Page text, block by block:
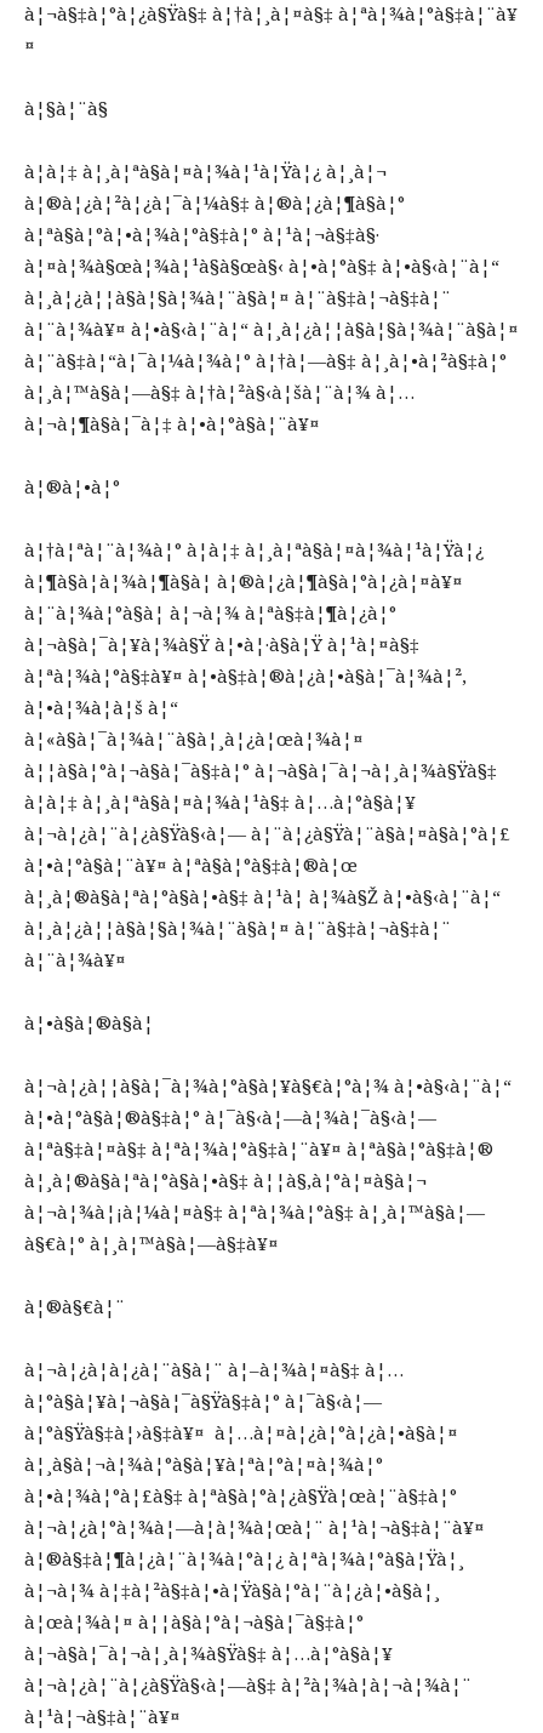
à¦¬à§‡à¦°à¦¿à§Ÿà§‡ à¦†à¦¸à¦¤à§‡ à¦ªà¦¾à¦°à§‡à¦¨à¥
¤
à¦§à¦¨à§
à¦à¦‡ à¦¸à¦ªà§à¦¤à¦¾à¦¹à¦Ÿà¦¿ à¦¸à¦¬
à¦®à¦¿à¦²à¦¿à¦¯à¦¼à§‡ à¦®à¦¿à¦¶à§à¦°
à¦ªà§à¦°à¦•à¦¾à¦°à§‡à¦° à¦¹à¦¬à§‡à§·
à¦¤à¦¾à§œà¦¾à¦¹à§à§œà§‹ à¦•à¦°à§‡ à¦•à§‹à¦¨à¦“
à¦¸à¦¿à¦¦à§à¦§à¦¾à¦¨à§à¦¤ à¦¨à§‡à¦¬à§‡à¦¨
à¦¨à¦¾à¥¤ à¦•à§‹à¦¨à¦“ à¦¸à¦¿à¦¦à§à¦§à¦¾à¦¨à§à¦¤
à¦¨à§‡à¦“à¦¯à¦¼à¦¾à¦° à¦†à¦—à§‡ à¦¸à¦•à¦²à§‡à¦°
à¦¸à¦™à§à¦—à§‡ à¦†à¦²à§‹à¦šà¦¨à¦¾ à¦…
à¦¬à¦¶à§à¦¯à¦‡ à¦•à¦°à§à¦¨à¥¤
à¦®à¦•à¦°
à¦†à¦ªà¦¨à¦¾à¦° à¦à¦‡ à¦¸à¦ªà§à¦¤à¦¾à¦¹à¦Ÿà¦¿
à¦¶à§à¦­à¦¾à¦¶à§à¦­ à¦®à¦¿à¦¶à§à¦°à¦¿à¦¤à¥¤
à¦¨à¦¾à¦°à§à¦­ à¦¬à¦¾ à¦ªà§‡à¦¶à¦¿à¦°
à¦¬à§à¦¯à¦¥à¦¾à§Ÿ à¦•à¦·à§à¦Ÿ à¦¹à¦¤à§‡
à¦ªà¦¾à¦°à§‡à¥¤ à¦•à§‡à¦®à¦¿à¦•à§à¦¯à¦¾à¦²,
à¦•à¦¾à¦à¦š à¦“
à¦«à§à¦¯à¦¾à¦¨à§à¦¸à¦¿à¦œà¦¾à¦¤
à¦¦à§à¦°à¦¬à§à¦¯à§‡à¦° à¦¬à§à¦¯à¦¬à¦¸à¦¾à§Ÿà§‡
à¦à¦‡ à¦¸à¦ªà§à¦¤à¦¾à¦¹à§‡ à¦…à¦°à§à¦¥
à¦¬à¦¿à¦¨à¦¿à§Ÿà§‹à¦— à¦¨à¦¿à§Ÿà¦¨à§à¦¤à§à¦°à¦£
à¦•à¦°à§à¦¨à¥¤ à¦ªà§à¦°à§‡à¦®à¦œ
à¦¸à¦®à§à¦ªà¦°à§à¦•à§‡ à¦¹à¦ à¦¾à§Ž à¦•à§‹à¦¨à¦“
à¦¸à¦¿à¦¦à§à¦§à¦¾à¦¨à§à¦¤ à¦¨à§‡à¦¬à§‡à¦¨
à¦¨à¦¾à¥¤
à¦•à§à¦®à§à¦­
à¦¬à¦¿à¦¦à§à¦¯à¦¾à¦°à§à¦¥à§€à¦°à¦¾ à¦•à§‹à¦¨à¦“
à¦•à¦°à§à¦®à§‡à¦° à¦¯à§‹à¦—à¦¾à¦¯à§‹à¦—
à¦ªà§‡à¦¤à§‡ à¦ªà¦¾à¦°à§‡à¦¨à¥¤ à¦ªà§à¦°à§‡à¦®
à¦¸à¦®à§à¦ªà¦°à§à¦•à§‡ à¦¦à§‚à¦°à¦¤à§à¦¬
à¦¬à¦¾à¦¡à¦¼à¦¤à§‡ à¦ªà¦¾à¦°à§‡ à¦¸à¦™à§à¦—
à§€à¦° à¦¸à¦™à§à¦—à§‡à¥¤
à¦®à§€à¦¨
à¦¬à¦¿à¦­à¦¿à¦¨à§à¦¨ à¦–à¦¾à¦¤à§‡ à¦…
à¦°à§à¦¥à¦¬à§à¦¯à§Ÿà§‡à¦° à¦¯à§‹à¦—
à¦°à§Ÿà§‡à¦›à§‡à¥¤ à¦…à¦¤à¦¿à¦°à¦¿à¦•à§à¦¤
à¦¸à§à¦¬à¦¾à¦°à§à¦¥à¦ªà¦°à¦¤à¦¾à¦°
à¦•à¦¾à¦°à¦£à§‡ à¦ªà§à¦°à¦¿à§Ÿà¦œà¦¨à§‡à¦°
à¦¬à¦¿à¦°à¦¾à¦—à¦­à¦¾à¦œà¦¨ à¦¹à¦¬à§‡à¦¨à¥¤
à¦®à§‡à¦¶à¦¿à¦¨à¦¾à¦°à¦¿ à¦ªà¦¾à¦°à§à¦Ÿà¦¸
à¦¬à¦¾ à¦‡à¦²à§‡à¦•à¦Ÿà§à¦°à¦¨à¦¿à¦•à§à¦¸
à¦œà¦¾à¦¤ à¦¦à§à¦°à¦¬à§à¦¯à§‡à¦°
à¦¬à§à¦¯à¦¬à¦¸à¦¾à§Ÿà§‡ à¦…à¦°à§à¦¥
à¦¬à¦¿à¦¨à¦¿à§Ÿà§‹à¦—à§‡ à¦²à¦¾à¦­à¦¬à¦¾à¦¨
à¦¹à¦¬à§‡à¦¨à¥¤